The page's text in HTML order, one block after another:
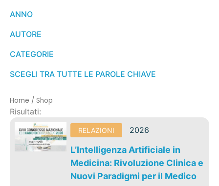
ANNO
AUTORE
CATEGORIE
SCEGLI TRA TUTTE LE PAROLE CHIAVE
Home / Shop
Risultati:
RELAZIONI 2026
L’Intelligenza Artificiale in
Medicina: Rivoluzione Clinica e
Nuovi Paradigmi per il Medico